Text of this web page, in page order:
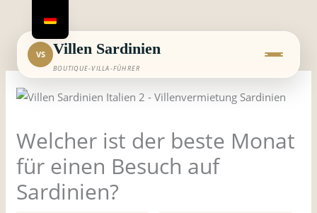
springen
VS Villen Sardinien
BOUTIQUE-VILLA-FÜHRER
Welcher ist der beste Monat
für einen Besuch auf
Sardinien?